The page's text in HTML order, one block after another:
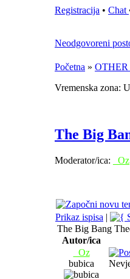
Registracija • Chat
Neodgovoreni
Početna »
Vremenska zona:
The Big
Moderator/ica: _Oz
Prikaz ispisa |
The Big Bang
Autor/ica
_Oz
bubica